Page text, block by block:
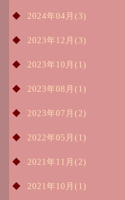
2024年04月(3)
2023年12月(3)
2023年10月(1)
2023年08月(1)
2023年07月(2)
2022年05月(1)
2021年11月(2)
2021年10月(1)